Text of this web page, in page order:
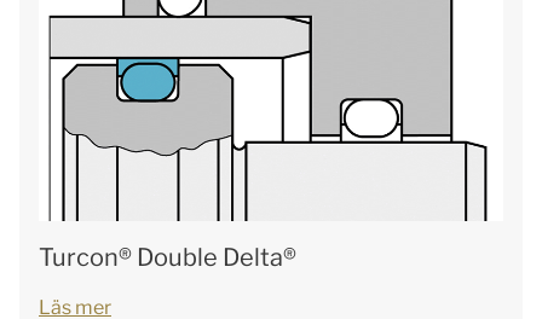
Turcon® Double Delta®
Läs mer